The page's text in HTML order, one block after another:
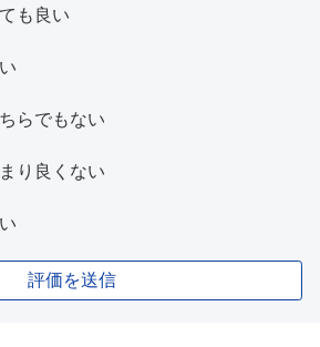
も良い
らでもない
り良くない
評価を送信